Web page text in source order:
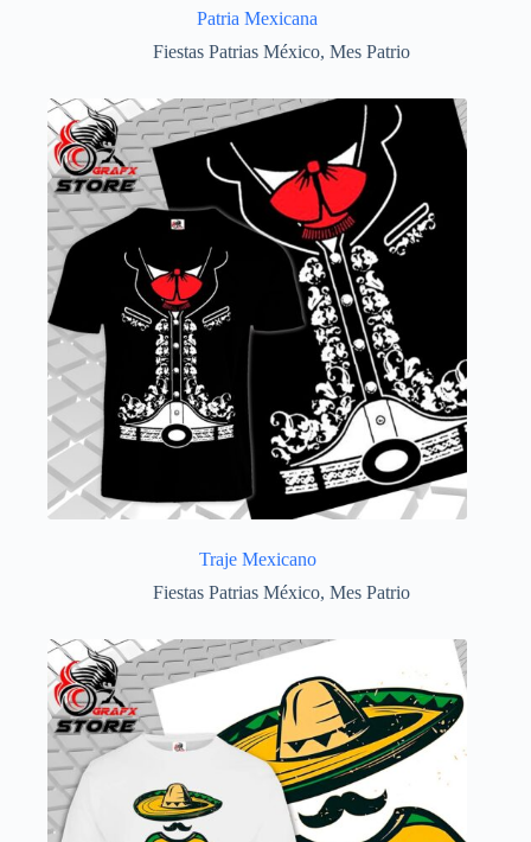
Patria Mexicana
Fiestas Patrias México, Mes Patrio
Traje Mexicano
Fiestas Patrias México, Mes Patrio